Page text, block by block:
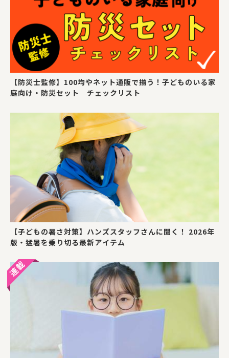
【防災士監修】100均やネット通販で揃う！子どものいる家
庭向け・防災セット チェックリスト
【子どもの暑さ対策】ハンズスタッフさんに聞く！ 2026年
版・猛暑を乗り切る最新アイテム